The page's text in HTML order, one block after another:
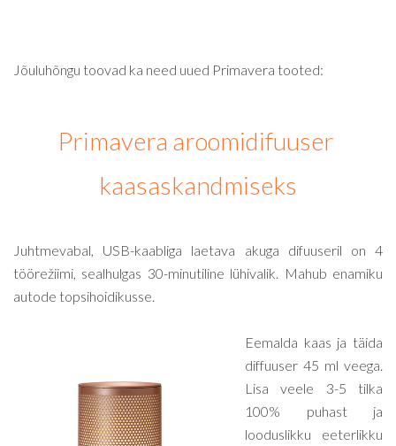
Jõuluhõngu toovad ka need uued Primavera tooted:
Primavera aroomidifuuser
kaasaskandmiseks
Juhtmevabal, USB-kaabliga laetava akuga difuuseril on 4
töörežiimi, sealhulgas 30-minutiline lühivalik. Mahub enamiku
autode topsihoidikusse.
Eemalda kaas ja täida
diffuuser 45 ml veega.
Lisa veele 3-5 tilka
100% puhast ja
looduslikku eeterlikku